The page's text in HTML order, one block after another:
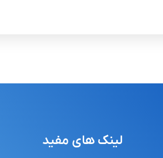
لینک های مفید